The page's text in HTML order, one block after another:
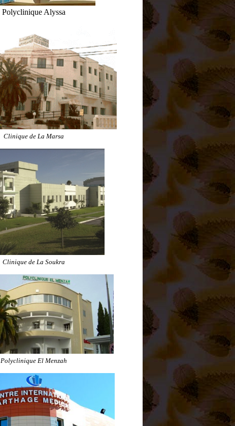
Polyclinique Alyssa
Clinique de La Marsa
Clinique de La Soukra
Polyclinique El Menzah